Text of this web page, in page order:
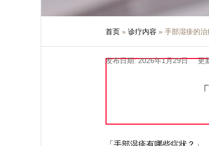
首页 » 诊疗内容 » 手部湿疹的
发布日期: 2026年1月29日 更
「手部湿疹有哪些症状？」